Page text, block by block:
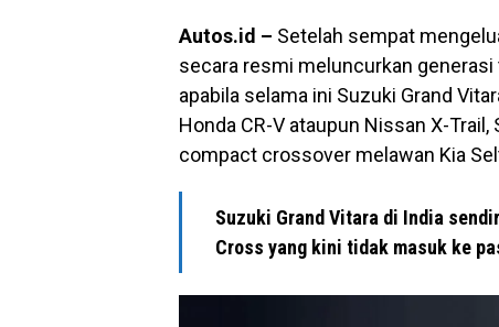
Autos.id – Setelah sempat
secara resmi meluncurkan generasi
apabila selama ini Suzuki Grand
Honda CR-V ataupun Nissan X-
compact crossover melawan Kia
Suzuki Grand Vitara di India
Cross yang kini tidak masuk ke